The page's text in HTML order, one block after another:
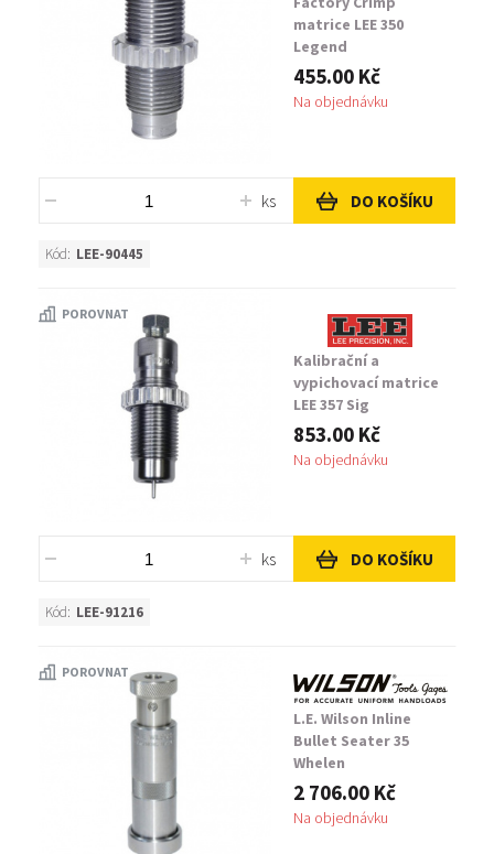
matrice LEE 350
Legend
455.00 Kč
Na objednávku
ks DO KOŠÍKU
Kód: LEE-90445
POROVNAT
Kalibrační a
vypichovací matrice
LEE 357 Sig
853.00 Kč
Na objednávku
ks DO KOŠÍKU
Kód: LEE-91216
POROVNAT
L.E. Wilson Inline
Bullet Seater 35
Whelen
2 706.00 Kč
Na objednávku